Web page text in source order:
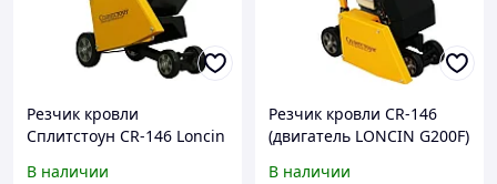
Резчик кровли
Сплитстоун CR-146 Loncin
В наличии
Резчик кровли CR-146
(двигатель LONCIN G200F)
В наличии